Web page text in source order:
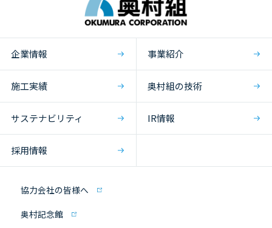
企業情報 事業紹介
施工実績 奥村組の技術
サステナビリティ IR情報
採用情報
協力会社の皆様へ
奥村記念館